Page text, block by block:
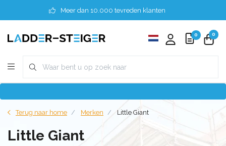
Meer dan 10.000 tevreden klanten
0 0
Terug naar home Merken Little Giant
Little Giant